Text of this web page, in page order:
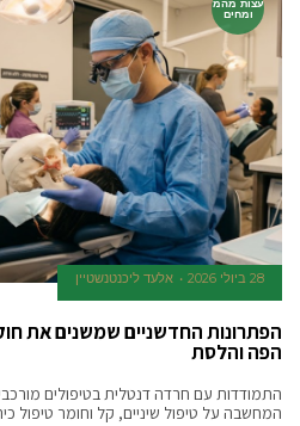
עצות מהמ
ומחים
28 ביולי 2026 אלעד ליכנטנשטיין
הפתרונות החדשניים שמשנים את
הפה והלסת
התמודדות עם חרדה דנטלית בטיפולים
המחשבה על טיפול שיניים, קל וחומר טיפול